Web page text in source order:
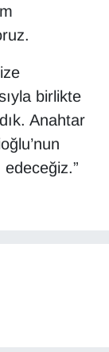
birlikte
Anahtar